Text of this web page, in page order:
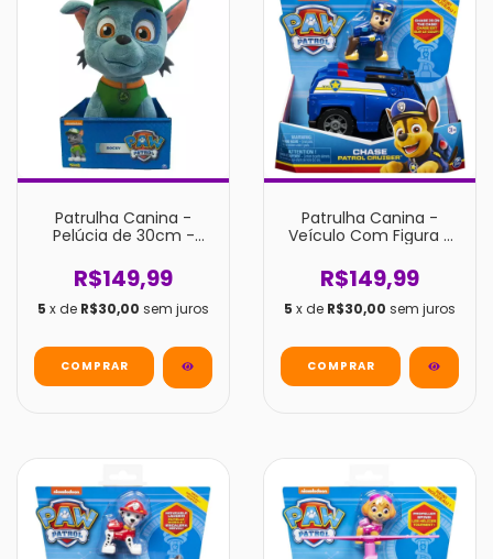
Patrulha Canina -
Pelúcia de 30cm -
R$149,99
5 x de R$30,00 sem juros
Patrulha Canina -
Veículo Com Figura -
R$149,99
5 x de R$30,00 sem juros